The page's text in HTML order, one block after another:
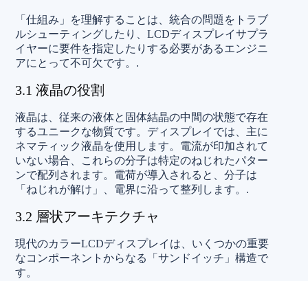
「仕組み」を理解することは、統合の問題をトラブ
ルシューティングしたり、LCDディスプレイサプラ
イヤーに要件を指定したりする必要があるエンジニ
アにとって不可欠です。.
3.1 液晶の役割
液晶は、従来の液体と固体結晶の中間の状態で存在
するユニークな物質です。ディスプレイでは、主に
ネマティック液晶を使用します。電流が印加されて
いない場合、これらの分子は特定のねじれたパター
ンで配列されます。電荷が導入されると、分子は
「ねじれが解け」、電界に沿って整列します。.
3.2 層状アーキテクチャ
現代のカラーLCDディスプレイは、いくつかの重要
なコンポーネントからなる「サンドイッチ」構造で
す。